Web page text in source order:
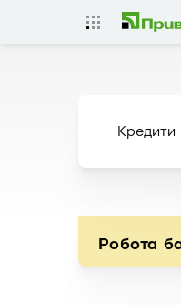
Кредити
Робота